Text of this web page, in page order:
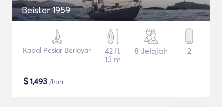
Beister 1959
Kapal Pesiar Berlayar
42 ft
13 m
8 Jelajah 2
$1,493 /hari